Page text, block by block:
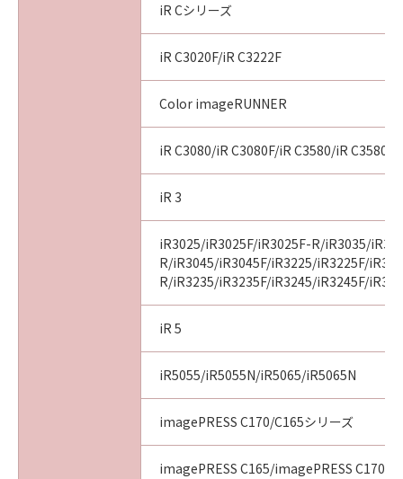
iR Cシリーズ
iR C3020F/iR C3222F
Color imageRUNNER
iR C3080/iR C3080F/iR C3580/iR C3580F
iR 3
iR3025/iR3025F/iR3025F-R/iR3035/
R/iR3045/iR3045F/iR3225/iR3225F/
R/iR3235/iR3235F/iR3245/iR3245F/
iR 5
iR5055/iR5055N/iR5065/iR5065N
imagePRESS C170/C165シリーズ
imagePRESS C165/imagePRESS C170